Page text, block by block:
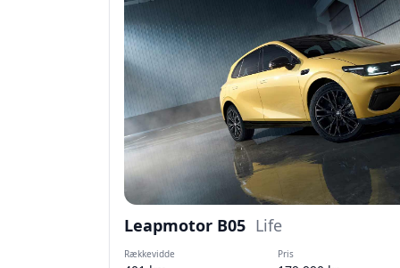
Leapmotor B05 Life
Rækkevidde Pris